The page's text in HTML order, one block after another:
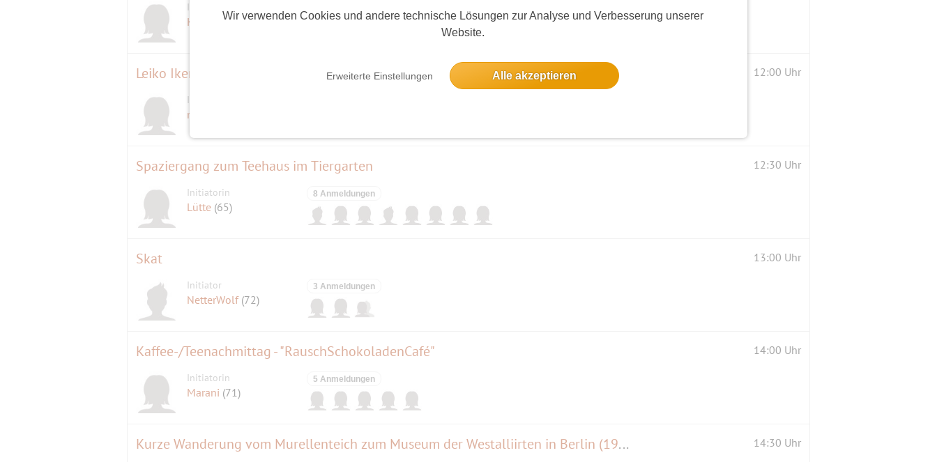
Wir verwenden Cookies und andere technische Lösungen zur Analyse und Verbesserung unserer
Website.
Erweiterte Einstellungen Alle akzeptieren
Initiatorin
Kate B. (71)
Leiko Ikemura Witty Witches. Ausstellung mit Führung. 12:00 Uhr
Initiatorin
mondauster
Spaziergang zum Teehaus im Tiergarten 12:30 Uhr
Initiatorin
Lütte (65)
8 Anmeldungen
Skat 13:00 Uhr
Initiator
NetterWolf (72)
3 Anmeldungen
Kaffee-/Teenachmittag - "RauschSchokoladenCafé" 14:00 Uhr
Initiatorin
Marani (71)
5 Anmeldungen
Kurze Wanderung vom Murellenteich zum Museum der Westalliirten in Berlin (1945 - 1994) 14:30 Uhr